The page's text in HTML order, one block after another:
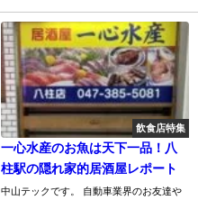
飲食店特集
一心水産のお魚は天下一品！八
柱駅の隠れ家的居酒屋レポート
中山テックです。 自動車業界のお友達や